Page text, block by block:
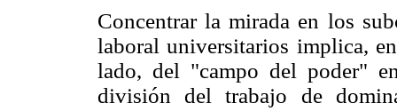
Concentrar la mirada en los
laboral universitarios implica,
lado, del "campo del poder"
división del trabajo de